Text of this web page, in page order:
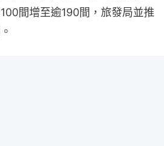
間增至逾190間，旅發局並推